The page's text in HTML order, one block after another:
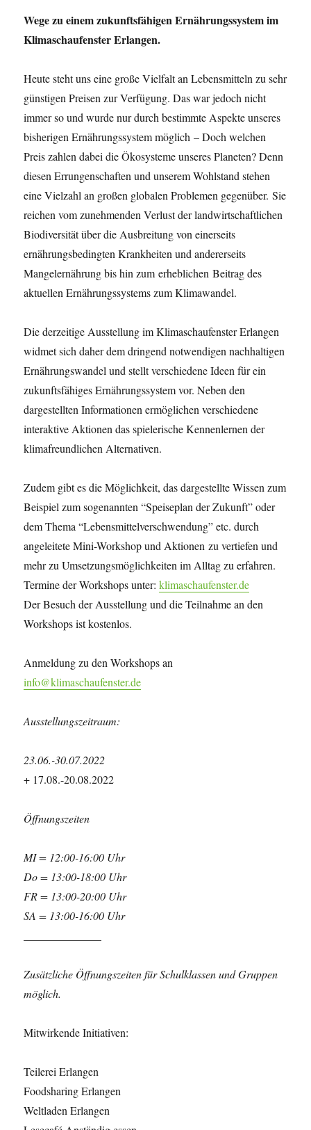
Wege zu einem zukunftsfähigen Ernährungssystem im
Klimaschaufenster Erlangen.
Heute steht uns eine große Vielfalt an Lebensmitteln zu sehr
günstigen Preisen zur Verfügung. Das war jedoch nicht
immer so und wurde nur durch bestimmte Aspekte unseres
bisherigen Ernährungssystem möglich – Doch welchen
Preis zahlen dabei die Ökosysteme unseres Planeten? Denn
diesen Errungenschaften und unserem Wohlstand stehen
eine Vielzahl an großen globalen Problemen gegenüber. Sie
reichen vom zunehmenden Verlust der landwirtschaftlichen
Biodiversität über die Ausbreitung von einerseits
ernährungsbedingten Krankheiten und andererseits
Mangelernährung bis hin zum erheblichen Beitrag des
aktuellen Ernährungssystems zum Klimawandel.
Die derzeitige Ausstellung im Klimaschaufenster Erlangen
widmet sich daher dem dringend notwendigen nachhaltigen
Ernährungswandel und stellt verschiedene Ideen für ein
zukunftsfähiges Ernährungssystem vor. Neben den
dargestellten Informationen ermöglichen verschiedene
interaktive Aktionen das spielerische Kennenlernen der
klimafreundlichen Alternativen.
Zudem gibt es die Möglichkeit, das dargestellte Wissen zum
Beispiel zum sogenannten “Speiseplan der Zukunft” oder
dem Thema “Lebensmittelverschwendung” etc. durch
angeleitete Mini-Workshop und Aktionen zu vertiefen und
mehr zu Umsetzungsmöglichkeiten im Alltag zu erfahren.
Termine der Workshops unter:klimaschaufenster.de
Der Besuch der Ausstellung und die Teilnahme an den
Workshops ist kostenlos.
Anmeldung zu den Workshops an
info@klimaschaufenster.de
Ausstellungszeitraum:
23.06.-30.07.2022
+ 17.08.-20.08.2022
Öffnungszeiten
MI = 12:00-16:00 Uhr
Do = 13:00-18:00 Uhr
FR = 13:00-20:00 Uhr
SA = 13:00-16:00 Uhr
Zusätzliche Öffnungszeiten für Schulklassen und Gruppen
möglich.
Mitwirkende Initiativen:
Teilerei Erlangen
Foodsharing Erlangen
Weltladen Erlangen